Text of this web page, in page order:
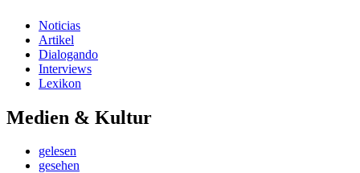
Noticias
Artikel
Dialogando
Interviews
Lexikon
Medien & Kultur
gelesen
gesehen